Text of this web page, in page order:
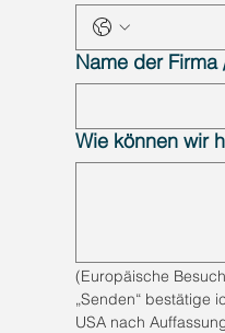
Name der
Wie können wir
(Europäische
„Senden“ bestätige
USA nach